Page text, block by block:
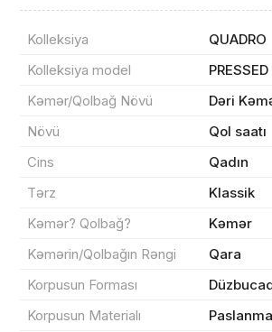
Kolleksiya
QUADRO
Kolleksiya model
PRESSED
Kəmər/Qolbağ Növü
Dəri
Növü
Qol saatı
Cins
Qadın
Tərz
Klassik
Kəmər? Qolbağ?
Kəmər
Kəmərin/Qolbağın Rəngi
Qara
Korpusun Forması
Korpusun Materialı
Məhsul(lar) səbətə əlavə edildi
Sifarişin detalları